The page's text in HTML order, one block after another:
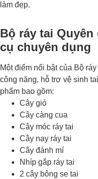
làm đẹp.
Bộ ráy tai
cụ chuyên dụng
Một điểm nổi bật của Bộ
công năng, hỗ trợ vệ sinh
phẩm bao gồm:
Cây gió
Cây càng cua
Cây móc ráy tai
Cây nạy ráy tai
Cây đánh mí
Nhíp gắp ráy tai
2 cây bông se tai